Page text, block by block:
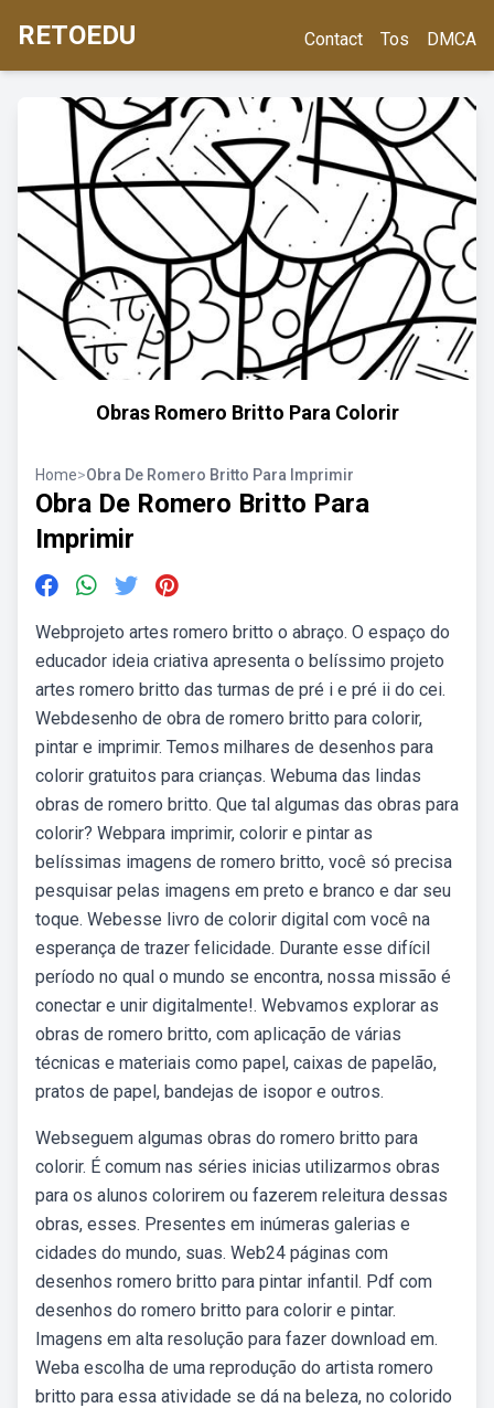
RETOEDU Contact Tos DMCA
Obras Romero Britto Para Colorir
Home>Obra De Romero Britto Para Imprimir
Obra De Romero Britto Para
Imprimir
Webprojeto artes romero britto o abraço. O espaço do
educador ideia criativa apresenta o belíssimo projeto
artes romero britto das turmas de pré i e pré ii do cei.
Webdesenho de obra de romero britto para colorir,
pintar e imprimir. Temos milhares de desenhos para
colorir gratuitos para crianças. Webuma das lindas
obras de romero britto. Que tal algumas das obras para
colorir? Webpara imprimir, colorir e pintar as
belíssimas imagens de romero britto, você só precisa
pesquisar pelas imagens em preto e branco e dar seu
toque. Webesse livro de colorir digital com você na
esperança de trazer felicidade. Durante esse difícil
período no qual o mundo se encontra, nossa missão é
conectar e unir digitalmente!. Webvamos explorar as
obras de romero britto, com aplicação de várias
técnicas e materiais como papel, caixas de papelão,
pratos de papel, bandejas de isopor e outros.
Webseguem algumas obras do romero britto para
colorir. É comum nas séries inicias utilizarmos obras
para os alunos colorirem ou fazerem releitura dessas
obras, esses. Presentes em inúmeras galerias e
cidades do mundo, suas. Web24 páginas com
desenhos romero britto para pintar infantil. Pdf com
desenhos do romero britto para colorir e pintar.
Imagens em alta resolução para fazer download em.
Weba escolha de uma reprodução do artista romero
britto para essa atividade se dá na beleza, no colorido